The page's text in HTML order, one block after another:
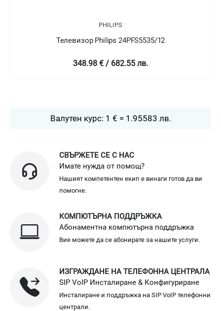
Телевизор Philips 24PFT5505/05
349 € / 682.58 лв.
Валутен курс: 1 € = 1.95583 лв.
СВЪРЖЕТЕ СЕ С НАС
Имате нужда от помощ?
Нашият компетентен екип е винаги готов да ви
помогне.
КОМПЮТЪРНА ПОДДРЪЖКА
Абонаментна компютърна поддръжка
Вие можете да се абонирате за нашите услуги.
ИЗГРАЖДАНЕ НА ТЕЛЕФОННА ЦЕНТРАЛА
SIP VoIP Инсталиране & Конфигуриране
Инсталиране и поддръжка на SIP VoIP телефонни
централи.